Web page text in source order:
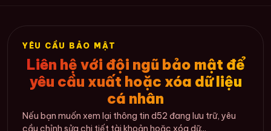
YÊU CẦU BẢO MẬT
Liên hệ với đội ngũ bảo mật để
yêu cầu xuất hoặc xóa dữ liệu
cá nhân
Nếu bạn muốn xem lại thông tin d52 đang lưu trữ, yêu
cầu chỉnh sửa chi tiết tài khoản hoặc xóa dữ...